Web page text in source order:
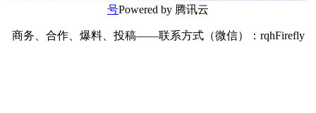
号Powered by 腾讯云
商务、合作、爆料、投稿——联系方式（微信）：rqhFirefly